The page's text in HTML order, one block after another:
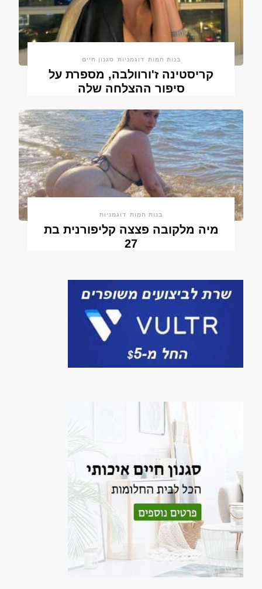
בנות חמות דוגמניות סגנון חיים
קריסטינה ז'ורוולבה, מספרת על
סיפור ההצלחה שלה
בנות חמות דוגמניות
מיה מלקובה פצצה קליפורנית בת
27